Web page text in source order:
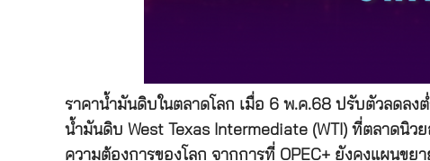
ราคาน้ำมันดิบในตลาดโลก เมื่อ 6 พ.ค.68 ปรับตัวลดล
น้ำมันดิบ West Texas Intermediate (WTI) ที่ตลาดนิว
ความต้องการของโลก จากการที่ OPEC+ ยังคงแผนข